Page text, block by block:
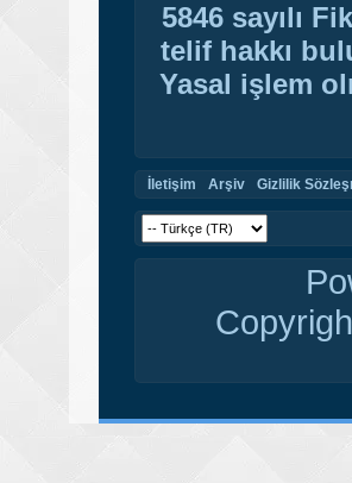
5846 sayılı
telif hakkı
Yasal işlem
İletişim Arşiv Gizlilik